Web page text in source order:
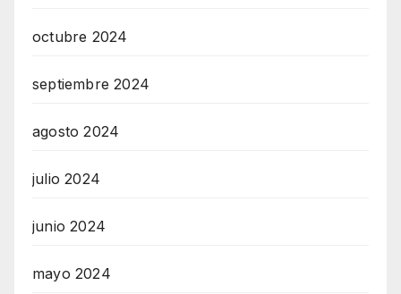
octubre 2024
septiembre 2024
agosto 2024
julio 2024
junio 2024
mayo 2024